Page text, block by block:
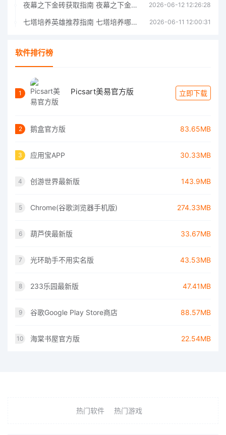
夜幕之下金砖获取指南 夜幕之下金砖获取方法 2026-06-12 12:26:28
七塔培养英雄推荐指南 七塔培养哪个英雄好 2026-06-11 12:00:31
软件排行榜
1 Picsart美易官方版 立即下载
2 鹅盒官方版 83.65MB
3 应用宝APP 30.33MB
4 创游世界最新版 143.9MB
5 Chrome(谷歌浏览器手机版) 274.33MB
6 葫芦侠最新版 33.67MB
7 光环助手不用实名版 43.53MB
8 233乐园最新版 47.41MB
9 谷歌Google Play Store商店 88.57MB
10 海棠书屋官方版 22.54MB
热门软件 热门游戏